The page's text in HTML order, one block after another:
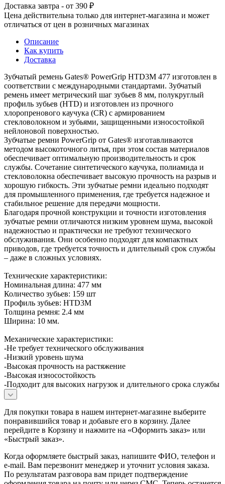
Доставка завтра - от 390 ₽
Цена действительна только для интернет-магазина и может
отличаться от цен в розничных магазинах
Описание
Как купить
Доставка
Зубчатый ремень Gates® PowerGrip HTD3M 477 изготовлен в
соответствии с международными стандартами. Зубчатый
ремень имеет метрический шаг зубьев 8 мм, полукруглый
профиль зубьев (HTD) и изготовлен из прочного
хлоропренового каучука (CR) с армированием
стекловолокном и зубьями, защищенными износостойкой
нейлоновой поверхностью.
Зубчатые ремни PowerGrip от Gates® изготавливаются
методом высокоточного литья, при этом состав материалов
обеспечивает оптимальную производительность и срок
службы. Сочетание синтетического каучука, полиамида и
стекловолокна обеспечивает высокую прочность на разрыв и
хорошую гибкость. Эти зубчатые ремни идеально подходят
для промышленного применения, где требуется надежное и
стабильное решение для передачи мощности.
Благодаря прочной конструкции и точности изготовления
зубчатые ремни отличаются низким уровнем шума, высокой
надежностью и практически не требуют технического
обслуживания. Они особенно подходят для компактных
приводов, где требуется точность и длительный срок службы
– даже в сложных условиях.
Технические характеристики:
Номинальная длина: 477 мм
Количество зубьев: 159 шт
Профиль зубьев: HTD3M
Толщина ремня: 2.4 мм
Ширина: 10 мм.
Механические характеристики:
-Не требует технического обслуживания
-Низкий уровень шума
-Высокая прочность на растяжение
-Высокая износостойкость
-Подходит для высоких нагрузок и длительного срока службы
Для покупки товара в нашем интернет-магазине выберите
понравившийся товар и добавьте его в корзину. Далее
перейдите в Корзину и нажмите на «Оформить заказ» или
«Быстрый заказ».
Когда оформляете быстрый заказ, напишите ФИО, телефон и
e-mail. Вам перезвонит менеджер и уточнит условия заказа.
По результатам разговора вам придет подтверждение